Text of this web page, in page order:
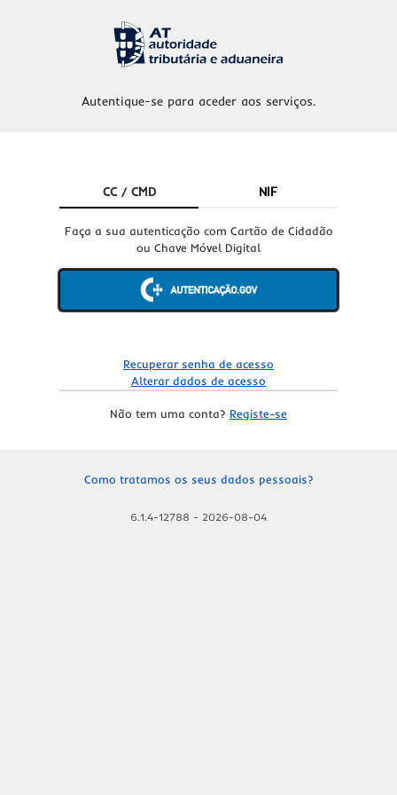
Autentique-se para aceder aos serviços.
CC / CMD NIF
Faça a sua autenticação com Cartão de Cidadão
ou Chave Móvel Digital
Recuperar senha de acesso
Alterar dados de acesso
Não tem uma conta? Registe-se
Como tratamos os seus dados pessoais?
6.1.4-12788 - 2026-08-04